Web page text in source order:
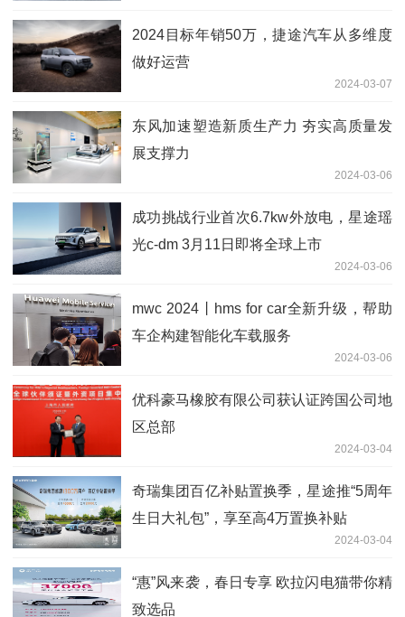
2024目标年销50万，捷途汽车从多维度
做好运营
2024-03-07
东风加速塑造新质生产力 夯实高质量发
展支撑力
2024-03-06
成功挑战行业首次6.7kw外放电，星途瑶
光c-dm 3月11日即将全球上市
2024-03-06
mwc 2024丨hms for car全新升级，帮助
车企构建智能化车载服务
2024-03-06
优科豪马橡胶有限公司获认证跨国公司地
区总部
2024-03-04
奇瑞集团百亿补贴置换季，星途推“5周年
生日大礼包”，享至高4万置换补贴
2024-03-04
“惠”风来袭，春日专享 欧拉闪电猫带你精
致选品